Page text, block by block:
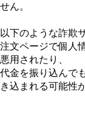
せん。
以下のような詐欺
注文ページで個人
悪用されたり、
代金を振り込んで
き込まれる可能性